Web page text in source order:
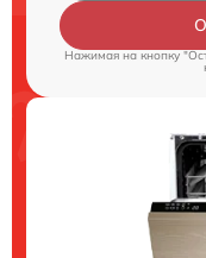
Нажимая на кнопку